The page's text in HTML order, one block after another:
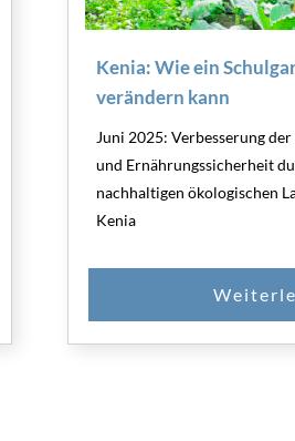
Kenia: Wie ein
verändern kann
Juni 2025: Verbesserung
und Ernährungssicherheit
nachhaltigen ökologischen
Kenia